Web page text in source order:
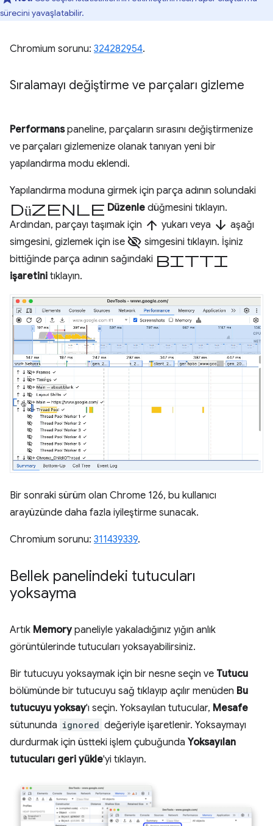
sürecini yavaşlatabilir.
Chromium sorunu: 324282954.
Sıralamayı değiştirme ve parçaları gizleme
Performanspaneline, parçaların sırasını değiştirmenize
ve parçaları gizlemenize olanak tanıyan yeni bir
yapılandırma modu eklendi.
Yapılandırma moduna girmek için parça adının solundaki
düzenle Düzenle düğmesini tıklayın.
Ardından, parçayı taşımak için arrow_upward yukarı veya arrow_downward aşağı
simgesini, gizlemek için ise visibility_off simgesini tıklayın. İşiniz
bittiğinde parça adının sağındaki bitti
işaretini tıklayın.
Bir sonraki sürüm olan Chrome 126, bu kullanıcı
arayüzünde daha fazla iyileştirme sunacak.
Chromium sorunu: 311439339.
Bellek panelindeki tutucuları
yoksayma
Artık Memorypaneliyle yakaladığınız yığın anlık
görüntülerinde tutucuları yoksayabilirsiniz.
Bir tutucuyu yoksaymak için bir nesne seçin ve Tutucu
bölümünde bir tutucuyu sağ tıklayıp açılır menüden Bu
tutucuyu yoksay'ı seçin. Yoksayılan tutucular, Mesafe
sütununda ignored değeriyle işaretlenir. Yoksaymayı
durdurmak için üstteki işlem çubuğunda Yoksayılan
tutucuları geri yükle'yi tıklayın.